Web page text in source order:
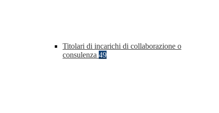
Titolari di incarichi di collaborazione o
consulenza 49